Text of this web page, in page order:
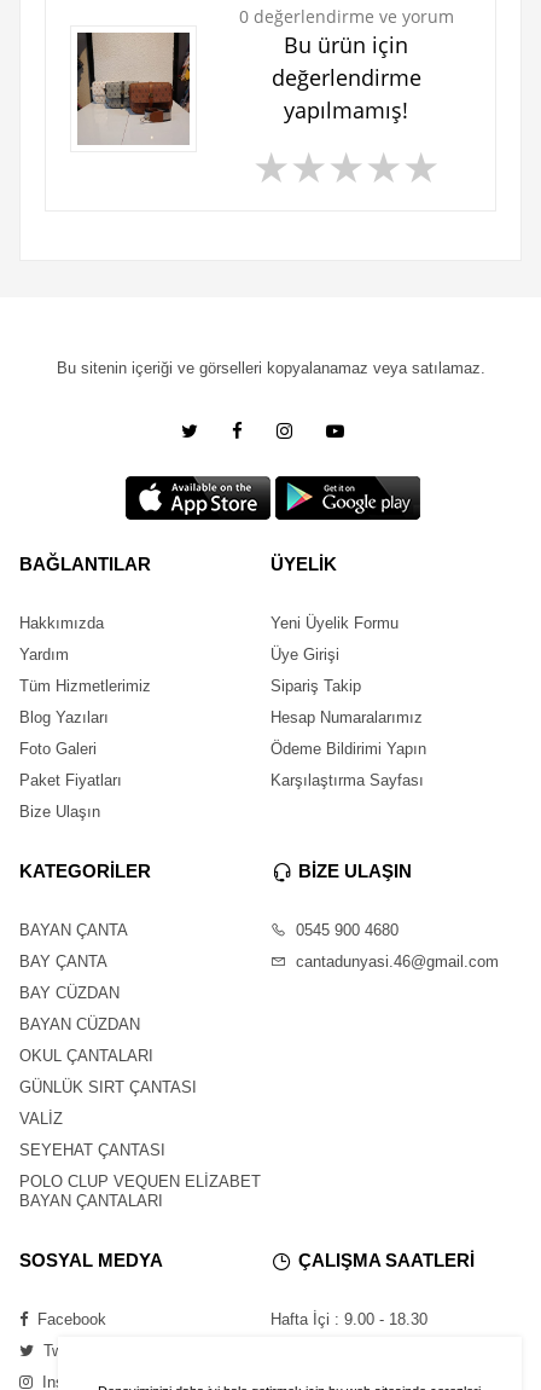
0 değerlendirme ve yorum
Bu ürün için
değerlendirme
yapılmamış!
★★★★★
Bu sitenin içeriği ve görselleri kopyalanamaz veya satılamaz.
BAĞLANTILAR
Hakkımızda
Yardım
Tüm Hizmetlerimiz
Blog Yazıları
Foto Galeri
Paket Fiyatları
Bize Ulaşın
ÜYELİK
Yeni Üyelik Formu
Üye Girişi
Sipariş Takip
Hesap Numaralarımız
Ödeme Bildirimi Yapın
Karşılaştırma Sayfası
KATEGORİLER
BAYAN ÇANTA
BAY ÇANTA
BAY CÜZDAN
BAYAN CÜZDAN
OKUL ÇANTALARI
GÜNLÜK SIRT ÇANTASI
VALİZ
SEYEHAT ÇANTASI
POLO CLUP VEQUEN ELİZABET
BAYAN ÇANTALARI
BİZE ULAŞIN
0545 900 4680
cantadunyasi.46@gmail.com
SOSYAL MEDYA
Facebook
Twitter
Instagram
ÇALIŞMA SAATLERİ
Hafta İçi : 9.00 - 18.30
Pazar : Kapalı